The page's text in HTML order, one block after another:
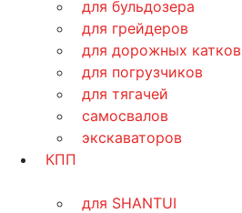
для бульдозера
для грейдеров
для дорожных катков
для погрузчиков
для тягачей
самосвалов
экскаваторов
КПП
для SHANTUI